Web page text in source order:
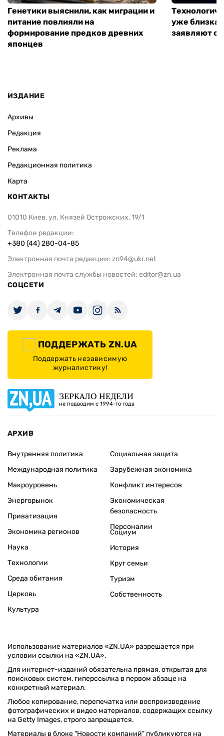
Генетики выяснили, как миграции и
питание повлияли на
формирование предков древних
японцев
уже близка:
заявляют о
ИЗДАНИЕ
Архивы
Редакция
Реклама
Редакционная политика
Карта
КОНТАКТЫ
01010 Киев, ул. Князей Острожских, 19/1
Телефон редакции:
+380 (44) 280-04-85
Электронная почта редакции: zn94@ukr.net
Электронная почта службы новостей: editor@zn.ua
СОЦСЕТИ
ПОДДЕРЖАТЬ ZN.UA
Поддержать независимую
журналистику!
ЗЕРКАЛО НЕДЕЛИ
не подводим с 1994-го года
АРХИВ
Внутренняя политика
Международная политика
Макроуровень
Энергорынок
Приватизация
Экономика регионов
Социальная защита
Зарубежная экономика
Конфликт интересов
Экономическая
безопасность
Персоналии
Наука
Технологии
Среда обитания
Церковь
Культура
Социум
История
Круг семьи
Туризм
Собственность
Использование материалов «ZN.UA» разрешается при
условии ссылки на «ZN.UA».
Для интернет-изданий обязательна прямая, открытая для
поисковых систем, гиперссылка в первом абзаце на
конкретный материал.
Любое копирование, перепечатка или воспроизведение
фотографических и видео материалов, содержащих ссылку
на Getty Images, строго запрещается.
Материалы в блоке "Новости компаний" публикуются на